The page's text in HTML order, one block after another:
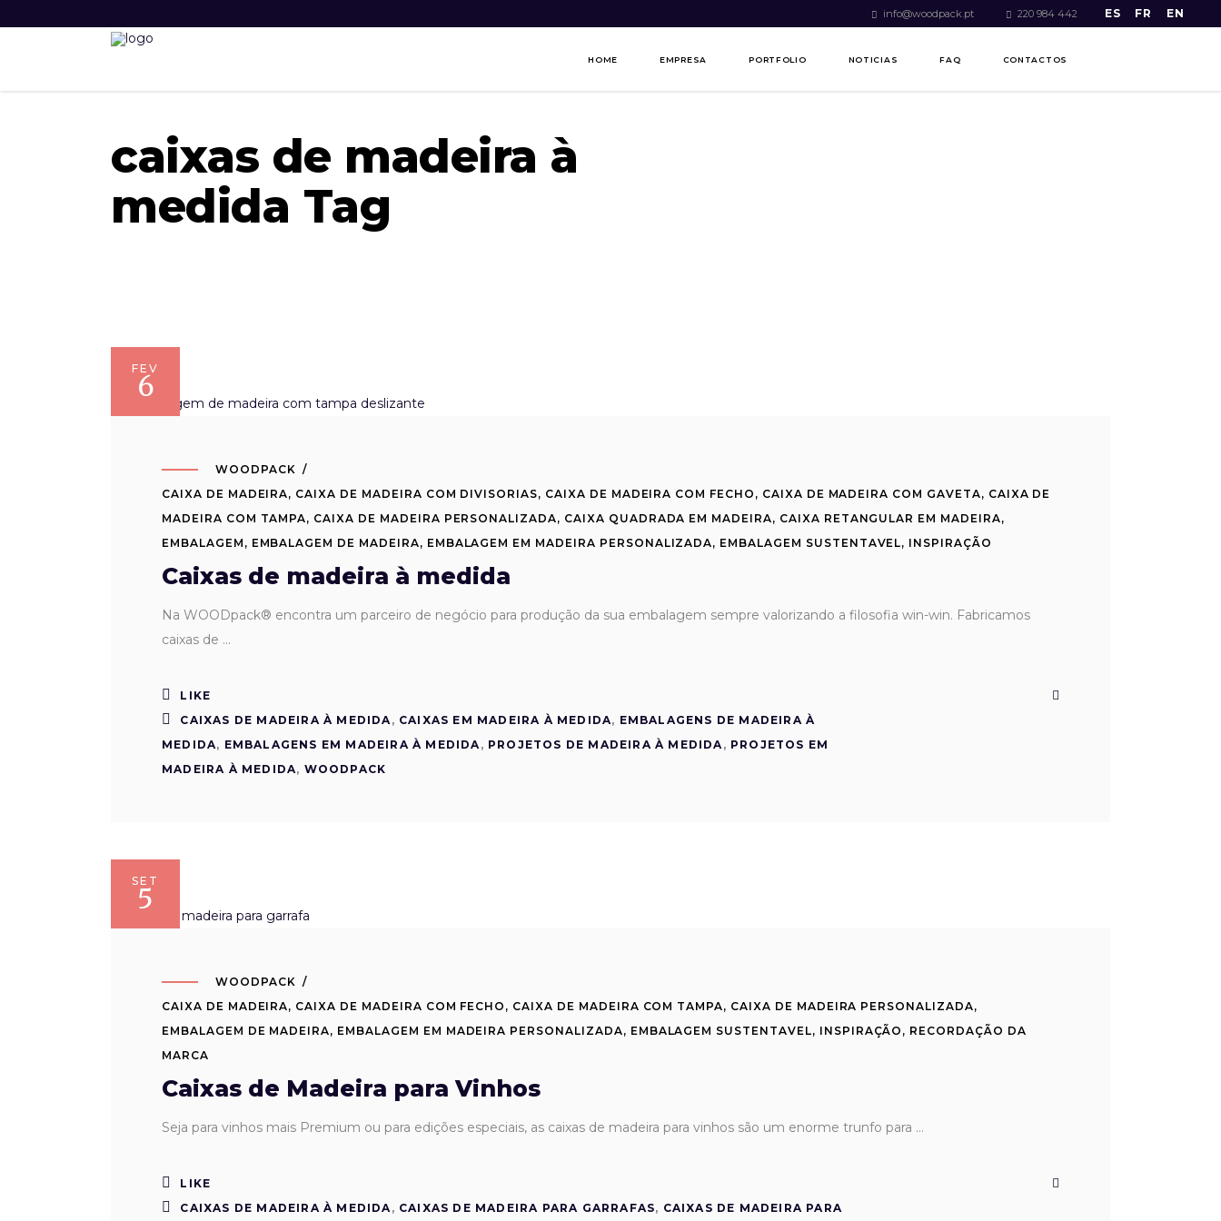
info@woodpack.pt 220 984 442 ES FR EN
HOME EMPRESA PORTFOLIO NOTICIAS FAQ CONTACTOS
caixas de madeira à
medida Tag
FEV
6
WOODPACK
CAIXA DE MADEIRA, CAIXA DE MADEIRA COM DIVISORIAS, CAIXA DE MADEIRA COM FECHO , CAIXA DE MADEIRA COM GAVETA, CAIXA DE
MADEIRA COM TAMPA, CAIXA DE MADEIRA PERSONALIZADA, CAIXA QUADRADA EM MADEIRA, CAIXA RETANGULAR EM MADEIRA,
EMBALAGEM , EMBALAGEM DE MADEIRA, EMBALAGEM EM MADEIRA PERSONALIZADA, EMBALAGEM SUSTENTAVEL, INSPIRAÇÃO
Caixas de madeira à medida
Na WOODpack® encontra um parceiro de negócio para produção da sua embalagem sempre valorizando a filosofia win-win. Fabricamos
caixas de
LIKE
CAIXAS DE MADEIRA À MEDIDA , CAIXAS EM MADEIRA À MEDIDA, EMBALAGENS DE MADEIRA À
MEDIDA, EMBALAGENS EM MADEIRA À MEDIDA , PROJETOS DE MADEIRA À MEDIDA , PROJETOS EM
MADEIRA À MEDIDA, WOODPACK
SET
5
WOODPACK
CAIXA DE MADEIRA, CAIXA DE MADEIRA COM FECHO , CAIXA DE MADEIRA COM TAMPA, CAIXA DE MADEIRA PERSONALIZADA,
EMBALAGEM DE MADEIRA, EMBALAGEM EM MADEIRA PERSONALIZADA, EMBALAGEM SUSTENTAVEL, INSPIRAÇÃO , RECORDAÇÃO DA
MARCA
Caixas de Madeira para Vinhos
Seja para vinhos mais Premium ou para edições especiais, as caixas de madeira para vinhos são um enorme trunfo para
LIKE
CAIXAS DE MADEIRA À MEDIDA , CAIXAS DE MADEIRA PARA GARRAFAS, CAIXAS DE MADEIRA PARA